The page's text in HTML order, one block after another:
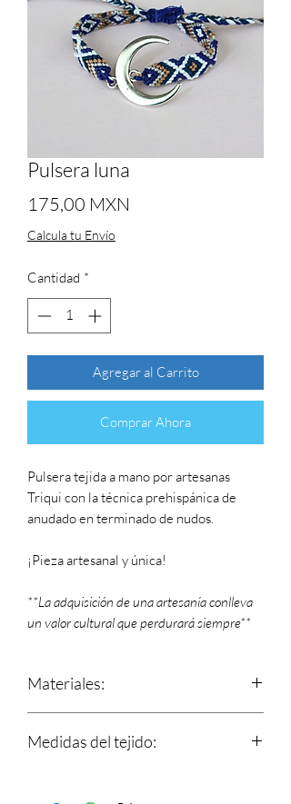
Pulsera luna
175,00 MXN
Calcula tu Envío
Cantidad *
Agregar al Carrito
Comprar Ahora
Pulsera tejida a mano por artesanas
Triqui con la técnica prehispánica de
anudado en terminado de nudos.
¡Pieza artesanal y única!
**La adquisición de una artesanía conlleva
un valor cultural que perdurará siempre**
Materiales:
corredizo que se ajusta a tu muñeca.
Medidas del tejido:
Ancho: 1 cm